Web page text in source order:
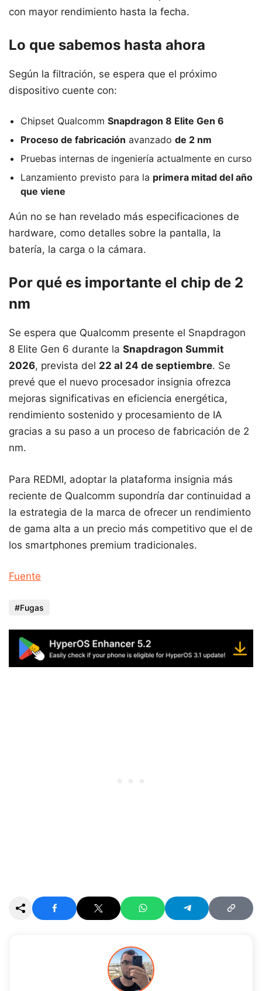
con mayor rendimiento hasta la fecha.
Lo que sabemos hasta ahora
Según la filtración, se espera que el próximo
dispositivo cuente con:
Chipset Qualcomm Snapdragon 8 Elite Gen 6
Proceso de fabricación avanzado de 2 nm
Pruebas internas de ingeniería actualmente en curso
Lanzamiento previsto para la primera mitad del año
que viene
Aún no se han revelado más especificaciones de
hardware, como detalles sobre la pantalla, la
batería, la carga o la cámara.
Por qué es importante el chip de 2
nm
Se espera que Qualcomm presente el Snapdragon
8 Elite Gen 6 durante la Snapdragon Summit
2026, prevista del 22 al 24 de septiembre. Se
prevé que el nuevo procesador insignia ofrezca
mejoras significativas en eficiencia energética,
rendimiento sostenido y procesamiento de IA
gracias a su paso a un proceso de fabricación de 2
nm.
Para REDMI, adoptar la plataforma insignia más
reciente de Qualcomm supondría dar continuidad a
la estrategia de la marca de ofrecer un rendimiento
de gama alta a un precio más competitivo que el de
los smartphones premium tradicionales.
Fuente
Fugas